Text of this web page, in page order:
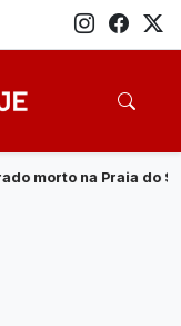
· Empresa de